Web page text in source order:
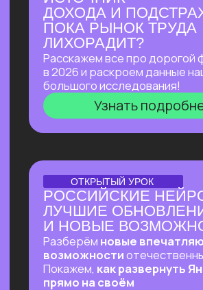
ПЕРВЫЙ ОНЛАЙН-ПРАКТИКУМ
ПО ИИ-ЭКОСИСТЕМЕ
GOOGLE В РУССКОЯЗЫЧНОМ
ПРОСТРАНСТВЕ
В прямом эфире покажем, как
автоматизировать ежедневные
процессы в гугл-таблицах
и документах, как создавать из них
полный цикл контента — от текстов
до видеопрезентаций и аудиподкастов
Узнать подробнее
ОНЛАЙН-ПРАКТИКУМ
ВАЙБ-ПРАКТИКУМ
ПО ВАЙБ-КОДИНГУ
Собираем ИИ-агента, который в режиме
реального времени разбирает почту,
отвечает на письма, уведомляет